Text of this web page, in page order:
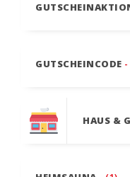
GUTSCHEINCODE
HAUS &